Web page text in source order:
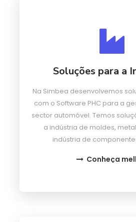
Soluções para a
Na Simbea desenvolvemos
com o Software PHC para a
sector automóvel. Temos
a indústria de moldes,
indústria de
Conheça